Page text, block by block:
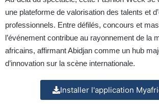
une plateforme de valorisation des talents et
professionnels. Entre défilés, concours et
l’événement contribue au rayonnement de la
africains, affirmant Abidjan comme un hub
d’innovation sur la scène internationale.
Installer l'application